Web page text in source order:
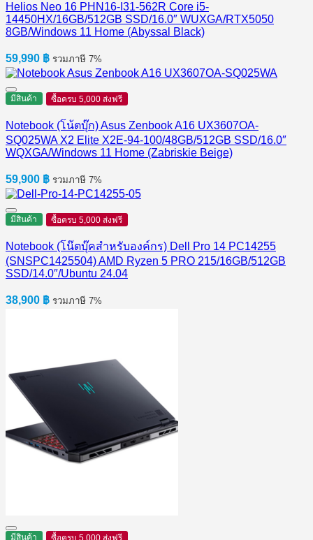
Helios Neo 16 PHN16-I31-562R Core i5-
14450HX/16GB/512GB SSD/16.0″ WUXGA/RTX5050
8GB/Windows 11 Home (Abyssal Black)
59,990 ฿ รวมภาษี 7%
มีสินค้า ซื้อครบ 5,000 ส่งฟรี
Notebook (โน้ตบุ๊ก) Asus Zenbook A16 UX3607OA-
SQ025WA X2 Elite X2E-94-100/48GB/512GB SSD/16.0″
WQXGA/Windows 11 Home (Zabriskie Beige)
59,900 ฿ รวมภาษี 7%
มีสินค้า ซื้อครบ 5,000 ส่งฟรี
Notebook (โน๊ตบุ๊คสำหรับองค์กร) Dell Pro 14 PC14255
(SNSPC1425504) AMD Ryzen 5 PRO 215/16GB/512GB
SSD/14.0″/Ubuntu 24.04
38,900 ฿ รวมภาษี 7%
มีสินค้า ซื้อครบ 5,000 ส่งฟรี